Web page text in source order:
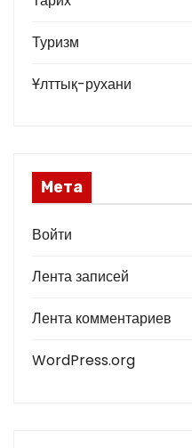
Туризм
Ұлттық-рухани
Мета
Войти
Лента записей
Лента комментариев
WordPress.org